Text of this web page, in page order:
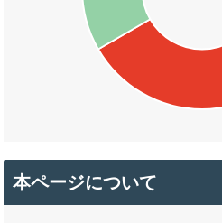
本ページについて